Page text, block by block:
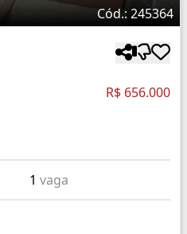
Cód.: 245364
R$ 656.000
1vaga